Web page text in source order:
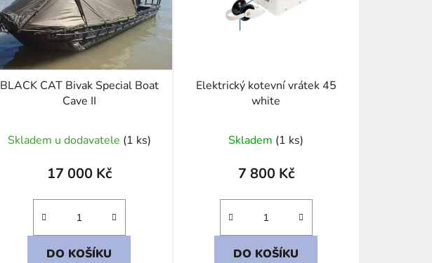
k
BLACK CAT Bivak Special Boat
Cave II
Skladem u dodavatele (1 ks)
17 000 Kč
DO KOŠÍKU
Elektrický kotevní vrátek 45
white
Skladem (1 ks)
7 800 Kč
DO KOŠÍKU